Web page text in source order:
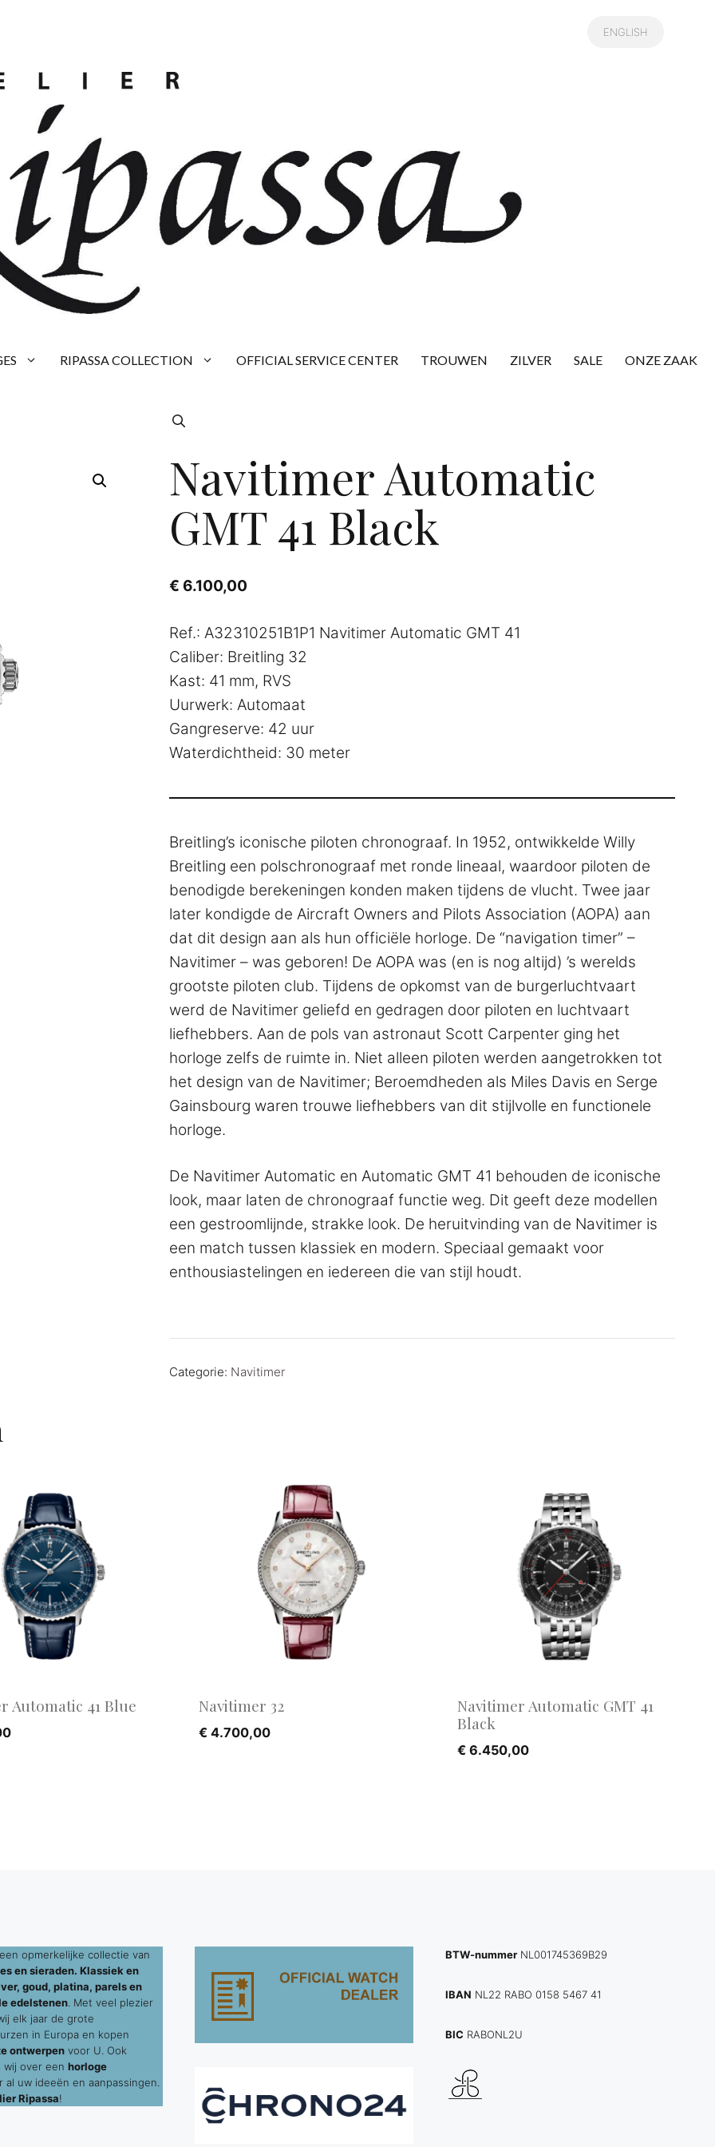
ENGLISH
RIPASSA COLLECTION OFFICIAL SERVICE CENTER TROUWEN ZILVER SALE ONZE ZAAK
Navitimer Automatic
GMT 41 Black
€ 6.100,00
Ref.: A32310251B1P1 Navitimer Automatic GMT 41
Caliber: Breitling 32
Kast: 41 mm, RVS
Uurwerk: Automaat
Gangreserve: 42 uur
Waterdichtheid: 30 meter
Breitling’s iconische piloten chronograaf. In 1952, ontwikkelde Willy
Breitling een polschronograaf met ronde lineaal, waardoor piloten de
benodigde berekeningen konden maken tijdens de vlucht. Twee jaar
later kondigde de Aircraft Owners and Pilots Association (AOPA) aan
dat dit design aan als hun officiële horloge. De “navigation timer” –
Navitimer – was geboren! De AOPA was (en is nog altijd) ’s werelds
grootste piloten club. Tijdens de opkomst van de burgerluchtvaart
werd de Navitimer geliefd en gedragen door piloten en luchtvaart
liefhebbers. Aan de pols van astronaut Scott Carpenter ging het
horloge zelfs de ruimte in. Niet alleen piloten werden aangetrokken tot
het design van de Navitimer; Beroemdheden als Miles Davis en Serge
Gainsbourg waren trouwe liefhebbers van dit stijlvolle en functionele
horloge.
De Navitimer Automatic en Automatic GMT 41 behouden de iconische
look, maar laten de chronograaf functie weg. Dit geeft deze modellen
een gestroomlijnde, strakke look. De heruitvinding van de Navitimer is
een match tussen klassiek en modern. Speciaal gemaakt voor
enthousiastelingen en iedereen die van stijl houdt.
Categorie: Navitimer
Automatic 41 Blue Navitimer 32
€ 4.700,00
Navitimer Automatic GMT 41
Black
€ 6.450,00
opmerkelijke collectie van
en sieraden. Klassiek en
goud, platina, parels en
edelstenen . Met veel plezier
elk jaar de grote
in Europa en kopen
ontwerpen voor U. Ook
wij over een horloge
al uw ideeën en aanpassingen.
Ripassa!
BTW-nummer NL001745369B29
IBAN NL22 RABO 0158 5467 41
BIC RABONL2U